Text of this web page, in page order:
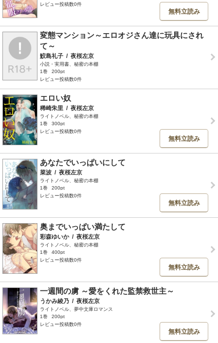
レビュー投稿数0件
無料立読み
変態マンション～エロオジさん達に玩具にされ
て～
鮫島礼子 / 夜桜左京
小説・実用書、秘蜜の本棚
1巻
200pt
レビュー投稿数0件
エロい奴
稀崎朱里 / 夜桜左京
ライトノベル、秘蜜の本棚
1巻
300pt
レビュー投稿数0件
無料立読み
あなたでいっぱいにして
菜波 / 夜桜左京
ライトノベル、秘蜜の本棚
1巻
200pt
レビュー投稿数0件
無料立読み
奥までいっぱい満たして
彩森ゆいか / 夜桜左京
ライトノベル、秘蜜の本棚
1巻
400pt
レビュー投稿数0件
無料立読み
一週間の虜 ～愛をくれた監禁救世主～
うかみ綾乃 / 夜桜左京
ライトノベル、夢中文庫ロマンス
1巻
200pt
レビュー投稿数0件
無料立読み